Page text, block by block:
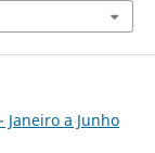
Janeiro a Junho